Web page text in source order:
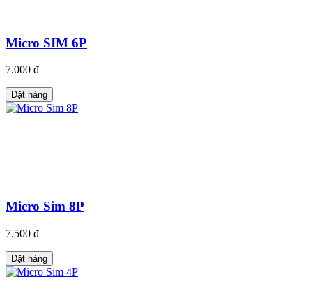
Micro SIM 6P
7.000 đ
Đặt hàng
Micro Sim 8P
7.500 đ
Đặt hàng